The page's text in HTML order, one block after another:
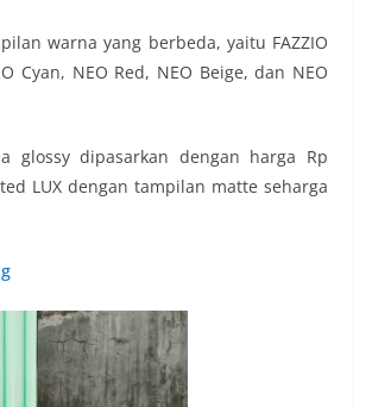
warna yang berbeda, yaitu FAZZIO
Cyan, NEO Red, NEO Beige, dan NEO
glossy dipasarkan dengan harga Rp
LUX dengan tampilan matte seharga